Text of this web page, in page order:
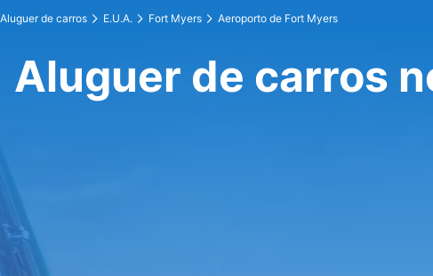
Aluguer de carros E.U.A. Fort Myers Aeroporto de Fort Myers
Aluguer de carros